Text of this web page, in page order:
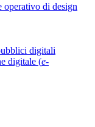
operativo di design
digitali
digitale (e-